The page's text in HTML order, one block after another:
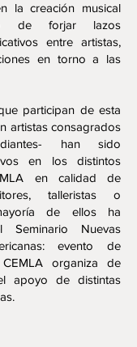
la creación musical
de forjar lazos
entre artistas,
en torno a las
participan de esta
artistas consagrados
han sido
en los distintos
en calidad de
talleristas o
de ellos ha
Nuevas
evento de
organiza de
apoyo de distintas